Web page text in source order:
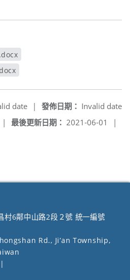
.docx
發佈日期： Invalid date
date
|
最後更新日期： 2021-06-01 |
|
村6鄰中山路2段２號 統一編號
Rd., Ji’an Township,
|